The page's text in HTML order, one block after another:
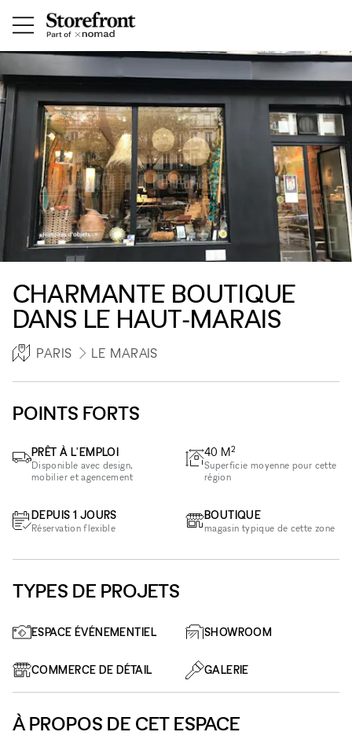
CHARMANTE BOUTIQUE
DANS LE HAUT-MARAIS
PARIS LE MARAIS
POINTS FORTS
PRÊT À L'EMPLOI
Disponible avec design,
mobilier et agencement
DEPUIS 1 JOURS
Réservation flexible
40 M2
Superficie moyenne pour cette
région
BOUTIQUE
magasin typique de cette zone
TYPES DE PROJETS
ESPACE ÉVÉNEMENTIEL SHOWROOM
COMMERCE DE DÉTAIL GALERIE
À PROPOS DE CET ESPACE